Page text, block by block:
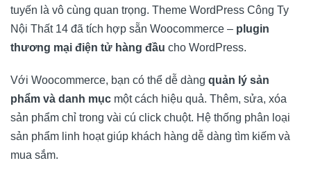
tuyến là vô cùng quan trọng. Theme WordPress Công Ty
Nội Thất 14 đã tích hợp sẵn Woocommerce – plugin
thương mại điện tử hàng đầu cho WordPress.
Với Woocommerce, bạn có thể dễ dàng quản lý sản
phẩm và danh mục một cách hiệu quả. Thêm, sửa, xóa
sản phẩm chỉ trong vài cú click chuột. Hệ thống phân loại
sản phẩm linh hoạt giúp khách hàng dễ dàng tìm kiếm và
mua sắm.